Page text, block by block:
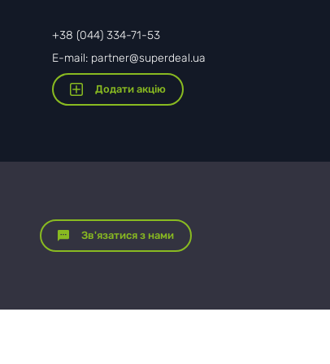
+38 (044) 334-71-53
E-mail: partner@superdeal.ua
Додати акцію
Зв'язатися з нами